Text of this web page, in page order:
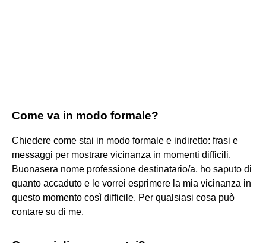
Come va in modo formale?
Chiedere come stai in modo formale e indiretto: frasi e
messaggi per mostrare vicinanza in momenti difficili.
Buonasera nome professione destinatario/a, ho saputo di
quanto accaduto e le vorrei esprimere la mia vicinanza in
questo momento così difficile. Per qualsiasi cosa può
contare su di me.